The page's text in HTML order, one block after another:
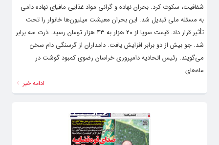
شفافیت، سکوت کرد. بحران نهاده و گرانی مواد غذایی مافیای نهاده دامی
به مسئله ملی تبدیل شد. این بحران معیشت میلیون‌ها خانوار را تحت
تأثیر قرار داد. قیمت سویا از ۲۰ هزار به ۴۳ هزار تومان رسید. ذرت سه برابر
شد. جو بیش از دو برابر افزایش یافت. دامداران از گرسنگی دام سخن
می‌گویند. رئیس اتحادیه دامپروری خراسان رضوی کمبود گوشت در
ماه‌های...
ادامه خبر